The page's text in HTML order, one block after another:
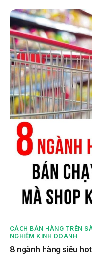
CÁCH BÁN HÀNG TRÊN
NGHIỆM KINH DOANH
8 ngành hàng siêu